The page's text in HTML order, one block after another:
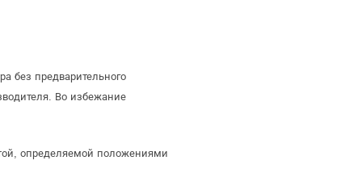
без предварительного
Во избежание
определяемой положениями